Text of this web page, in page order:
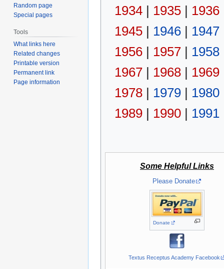
1934| 1935| 1936
1945| 1946| 1947
1956| 1957| 1958
1967| 1968| 1969
1978| 1979| 1980
1989| 1990| 1991
Some Helpful Links
Please Donate
Donate
Textus Receptus Academy Facebook
Random page
Special pages
Tools
What links here
Related changes
Printable version
Permanent link
Page information